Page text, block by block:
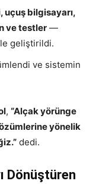
uçuş bilgisayarı,
ve testler —
geliştirildi.
ve sistemin
, “Alçak yörünge
yönelik
dedi.
Dönüştüren